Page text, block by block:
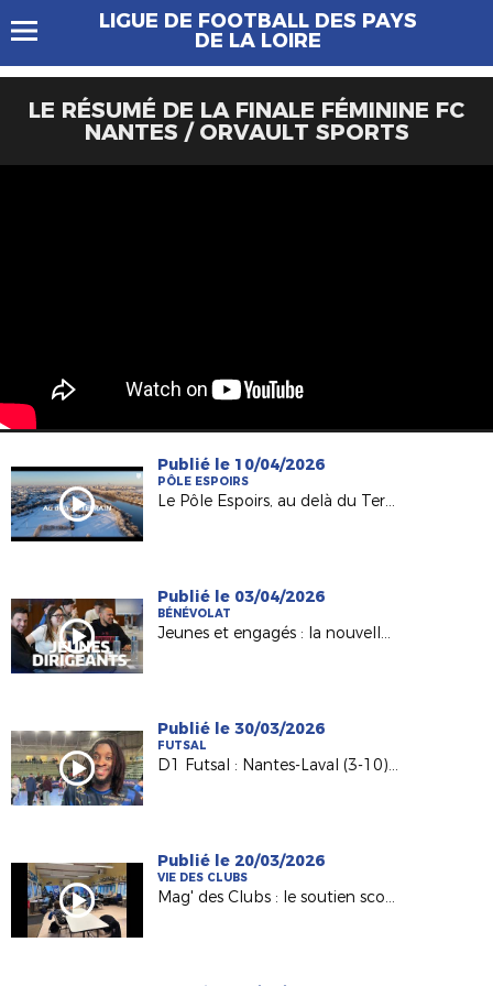
LIGUE DE FOOTBALL DES PAYS
DE LA LOIRE
LE RÉSUMÉ DE LA FINALE FÉMININE FC
NANTES / ORVAULT SPORTS
Publié le 10/04/2026
PÔLE ESPOIRS
Le Pôle Espoirs, au delà du Terrain
Publié le 03/04/2026
BÉNÉVOLAT
Jeunes et engagés : la nouvelle génération de dirigeants
Publié le 30/03/2026
FUTSAL
D1 Futsal : Nantes-Laval (3-10), les réactions d’après match
Publié le 20/03/2026
VIE DES CLUBS
Mag' des Clubs : le soutien scolaire au sein de l'AS Saint-Hilaire Vihiers Saint-Paul